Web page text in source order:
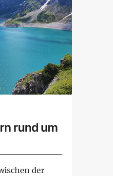
rund um
der